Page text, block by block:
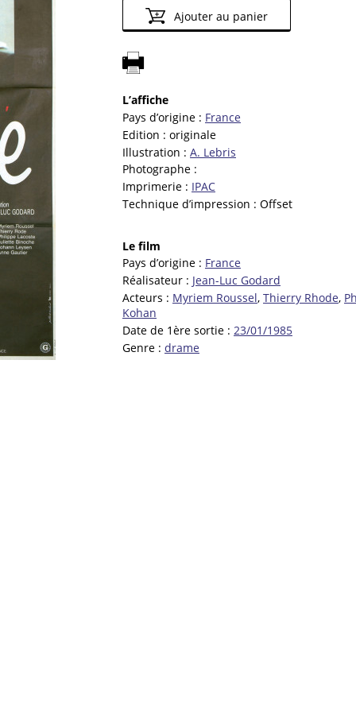
Ajouter au panier
L’affiche
Pays d’origine : France
Edition : originale
Illustration : A. Lebris
Photographe :
Imprimerie : IPAC
Technique d’impression : Offset
Le film
Pays d’origine : France
Réalisateur : Jean-Luc Godard
Acteurs : Myriem Roussel, Thierry Rhode,
Kohan
Date de 1ère sortie : 23/01/1985
Genre : drame